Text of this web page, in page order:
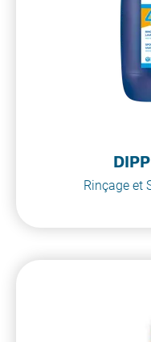
Rinçage et